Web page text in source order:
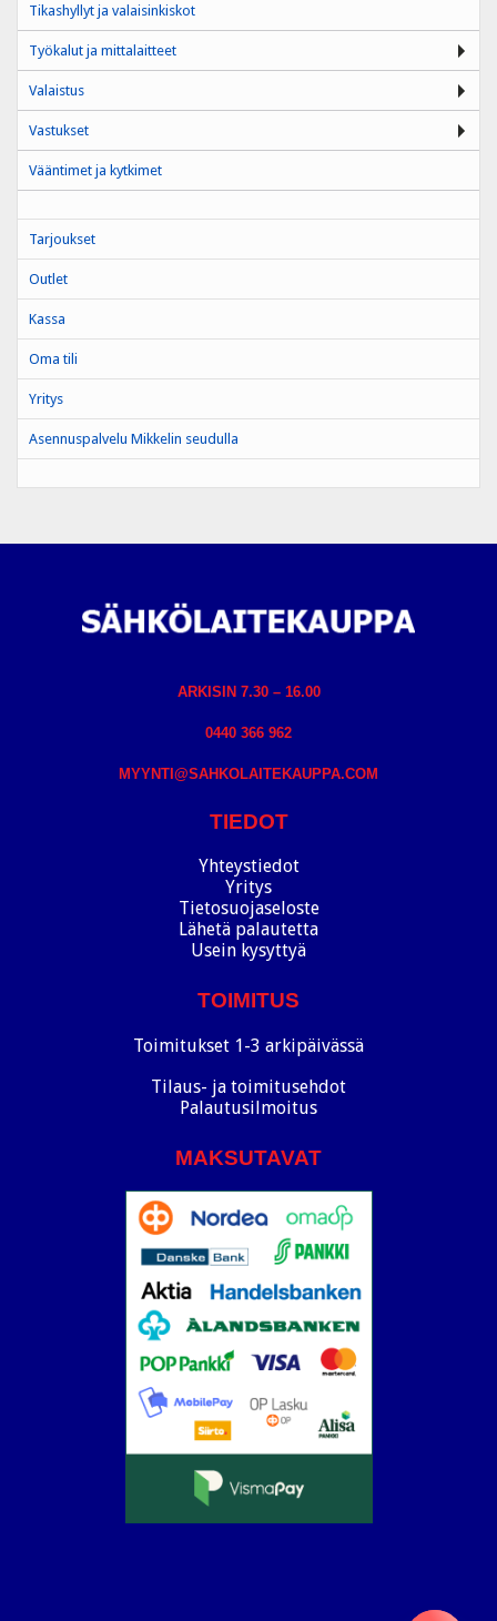
Tikashyllyt ja valaisinkiskot
Työkalut ja mittalaitteet
Valaistus
Vastukset
Vääntimet ja kytkimet
Tarjoukset
Outlet
Kassa
Oma tili
Yritys
Asennuspalvelu Mikkelin seudulla
ARKISIN 7.30 – 16.00
0440 366 962
MYYNTI@SAHKOLAITEKAUPPA.COM
TIEDOT
Yhteystiedot
Yritys
Tietosuojaseloste
Lähetä palautetta
Usein kysyttyä
TOIMITUS
Toimitukset 1-3 arkipäivässä
Tilaus- ja toimitusehdot
Palautusilmoitus
MAKSUTAVAT